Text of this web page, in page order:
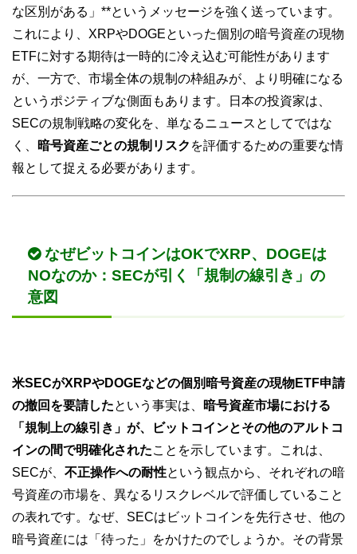
な区別がある」**というメッセージを強く送っています。
これにより、XRPやDOGEといった個別の暗号資産の現物
ETFに対する期待は一時的に冷え込む可能性があります
が、一方で、市場全体の規制の枠組みが、より明確になる
というポジティブな側面もあります。日本の投資家は、
SECの規制戦略の変化を、単なるニュースとしてではな
く、
暗号資産ごとの規制リスク を評価するための重要な情
報として捉える必要があります。
なぜビットコインはOKでXRP、DOGEは
NOなのか：SECが引く「規制の線引き」の
意図
米SECがXRPやDOGEなどの個別暗号資産の現物ETF申請
の撤回を要請したという事実は、
暗号資産市場における
「規制上の線引き」が、ビットコインとその他のアルトコ
インの間で明確化されたことを示しています。これは、
SECが、 不正操作への耐性という観点から、それぞれの暗
号資産の市場を、異なるリスクレベルで評価していること
の表れです。なぜ、SECはビットコインを先行させ、他の
暗号資産には「待った」をかけたのでしょうか。その背景